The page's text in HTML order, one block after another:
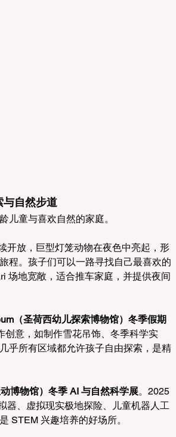
与自然步道
儿童与喜欢自然的家庭。
开放，巨型灯笼动物在夜色中亮起，形
程。孩子们可以一路寻找自己最喜欢的
场地宽敞，适合推车家庭，并提供夜间
（圣荷西幼儿探索博物馆）冬季假期
创意，如制作雪花吊饰、冬季科学实
乎所有区域都允许孩子自由探索，是精
博物馆）冬季 AI 与自然科学展。2025
器、虚拟现实极地探险、儿童机器人工
STEM 兴趣培养的好场所。